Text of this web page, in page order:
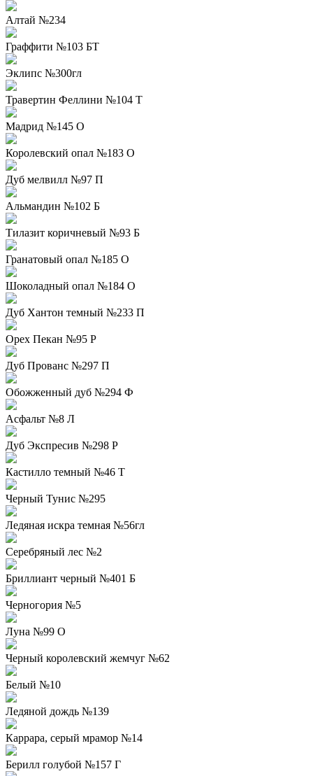
Алтай №234
Граффити №103 БТ
Эклипс №300гл
Травертин Феллини №104 Т
Мадрид №145 О
Королевский опал №183 О
Дуб мелвилл №97 П
Альмандин №102 Б
Тилазит коричневый №93 Б
Гранатовый опал №185 О
Шоколадный опал №184 О
Дуб Хантон темный №233 П
Орех Пекан №95 Р
Дуб Прованс №297 П
Обожженный дуб №294 Ф
Асфальт №8 Л
Дуб Экспресив №298 Р
Кастилло темный №46 Т
Черный Тунис №295
Ледяная искра темная №56гл
Серебряный лес №2
Бриллиант черный №401 Б
Черногория №5
Луна №99 О
Черный королевский жемчуг №62
Белый №10
Ледяной дождь №139
Каррара, серый мрамор №14
Берилл голубой №157 Г